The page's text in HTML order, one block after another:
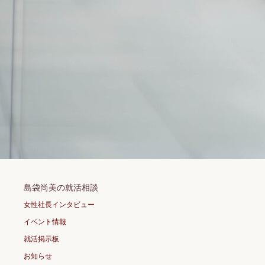
島袋尚美の就活相談
女性社長インタビュー
イベント情報
就活掲示板
お知らせ